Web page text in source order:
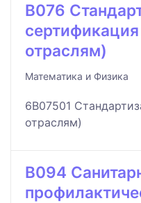
B076
отраслям)
Математика и Физика
6B07501
отраслям)
B094